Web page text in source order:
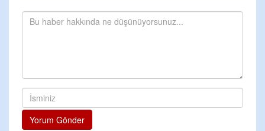
Yorum Gönder